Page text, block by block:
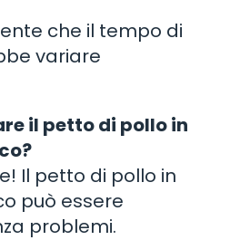
che il tempo di
variare
il petto di pollo in
Il petto di pollo in
può essere
problemi.